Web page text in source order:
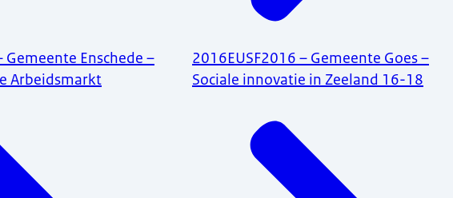
Gemeente Enschede –
Arbeidsmarkt
2016EUSF2016 – Gemeente Goes –
Sociale innovatie in Zeeland 16-18